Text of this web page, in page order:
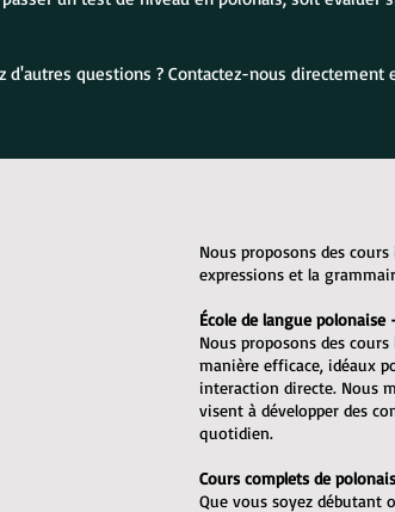
d'autres questions ? Contactez-nous directement
Nous proposons des
expressions et la
École de langue polonaise
Nous proposons des
manière efficace, idéaux
interaction directe. Nous
visent à développer des
quotidien.
Cours complets de
Que vous soyez débutant